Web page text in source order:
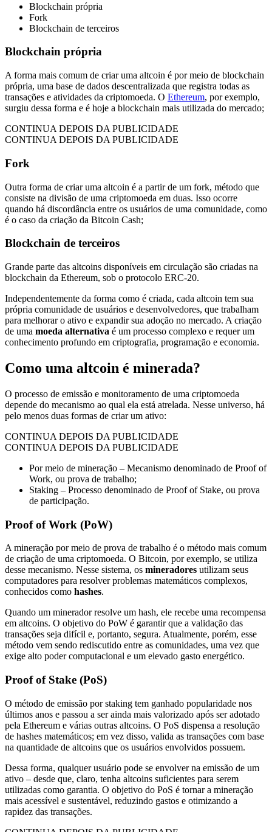
Blockchain própria
Fork
Blockchain de terceiros
Blockchain própria
A forma mais comum de criar uma altcoin é por meio de blockchain
própria, uma base de dados descentralizada que registra todas as
transações e atividades da criptomoeda. O Ethereum, por exemplo,
surgiu dessa forma e é hoje a blockchain mais utilizada do mercado;
CONTINUA DEPOIS DA PUBLICIDADE
CONTINUA DEPOIS DA PUBLICIDADE
Fork
Outra forma de criar uma altcoin é a partir de um fork, método que
consiste na divisão de uma criptomoeda em duas. Isso ocorre
quando há discordância entre os usuários de uma comunidade, como
é o caso da criação da Bitcoin Cash;
Blockchain de terceiros
Grande parte das altcoins disponíveis em circulação são criadas na
blockchain da Ethereum, sob o protocolo ERC-20.
Independentemente da forma como é criada, cada altcoin tem sua
própria comunidade de usuários e desenvolvedores, que trabalham
para melhorar o ativo e expandir sua adoção no mercado. A criação
de uma moeda alternativa é um processo complexo e requer um
conhecimento profundo em criptografia, programação e economia.
Como uma altcoin é minerada?
O processo de emissão e monitoramento de uma criptomoeda
depende do mecanismo ao qual ela está atrelada. Nesse universo, há
pelo menos duas formas de criar um ativo:
CONTINUA DEPOIS DA PUBLICIDADE
CONTINUA DEPOIS DA PUBLICIDADE
Por meio de mineração – Mecanismo denominado de Proof of
Work, ou prova de trabalho;
Staking – Processo denominado de Proof of Stake, ou prova
de participação.
Proof of Work (PoW)
A mineração por meio de prova de trabalho é o método mais comum
de criação de uma criptomoeda. O Bitcoin, por exemplo, se utiliza
desse mecanismo. Nesse sistema, os mineradores utilizam seus
computadores para resolver problemas matemáticos complexos,
conhecidos como hashes.
Quando um minerador resolve um hash, ele recebe uma recompensa
em altcoins. O objetivo do PoW é garantir que a validação das
transações seja difícil e, portanto, segura. Atualmente, porém, esse
método vem sendo rediscutido entre as comunidades, uma vez que
exige alto poder computacional e um elevado gasto energético.
Proof of Stake (PoS)
O método de emissão por staking tem ganhado popularidade nos
últimos anos e passou a ser ainda mais valorizado após ser adotado
pela Ethereum e várias outras altcoins. O PoS dispensa a resolução
de hashes matemáticos; em vez disso, valida as transações com base
na quantidade de altcoins que os usuários envolvidos possuem.
Dessa forma, qualquer usuário pode se envolver na emissão de um
ativo – desde que, claro, tenha altcoins suficientes para serem
utilizadas como garantia. O objetivo do PoS é tornar a mineração
mais acessível e sustentável, reduzindo gastos e otimizando a
rapidez das transações.